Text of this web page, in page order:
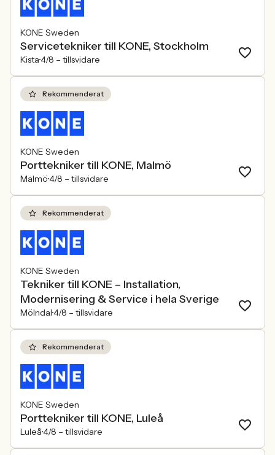
KONE Sweden
Servicetekniker till KONE, Stockholm
Kista4/8 – tillsvidare
Rekommenderat
KONE Sweden
Porttekniker till KONE, Malmö
Malmö4/8 – tillsvidare
Rekommenderat
KONE Sweden
Tekniker till KONE – Installation,
Modernisering & Service i hela Sverige
Mölndal4/8 – tillsvidare
Rekommenderat
KONE Sweden
Porttekniker till KONE, Luleå
Luleå4/8 – tillsvidare